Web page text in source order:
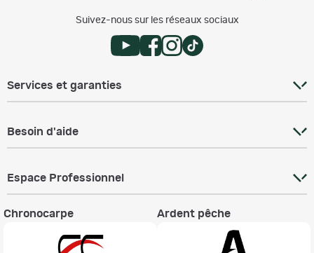
Suivez-nous sur les réseaux sociaux
Services et garanties
Besoin d'aide
Espace Professionnel
Chronocarpe Ardent pêche